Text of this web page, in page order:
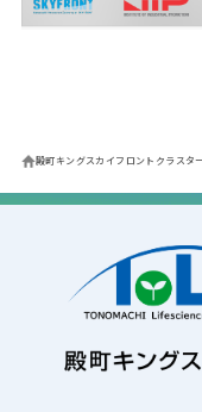
殿町キングスカイフロントクラスタ